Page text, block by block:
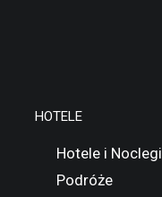
HOTELE
Hotele i Noclegi
Podróże